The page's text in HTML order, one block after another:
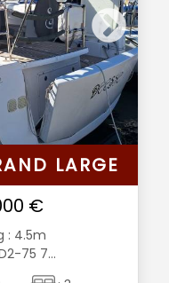
LARGE
€
: 4.5m
75 7...